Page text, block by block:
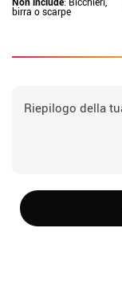
birra o scarpe
Riepilogo della